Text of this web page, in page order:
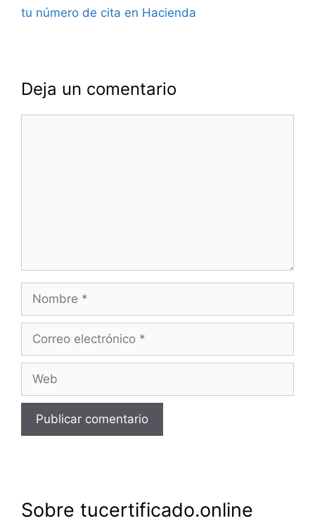
tu número de cita en Hacienda
Deja un comentario
Nombre
Correo
Web
Sobre tucertificado.online